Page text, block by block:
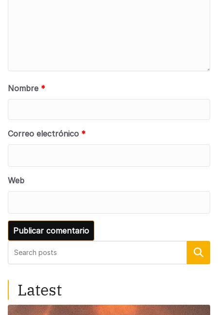
Nombre *
Correo electrónico *
Web
Buscar
Latest